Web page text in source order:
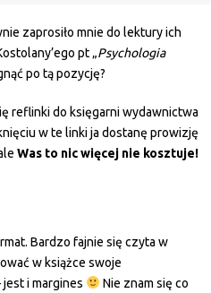
zaprosiło mnie do lektury ich
pt „Psychologia
po tą pozycję?
reflinki do księgarni wydawnictwa
w te linki ja dostanę prowizję
Was to nic więcej nie kosztuje!
Bardzo fajnie się czyta w
w książce swoje
i margines
Nie znam się co